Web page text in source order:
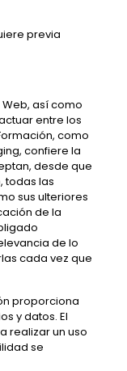
previa
así como
entre los
, como
confiere la
desde que
todas las
sus ulteriores
de la
de lo
cada vez que
proporciona
y datos. El
realizar un uso
se